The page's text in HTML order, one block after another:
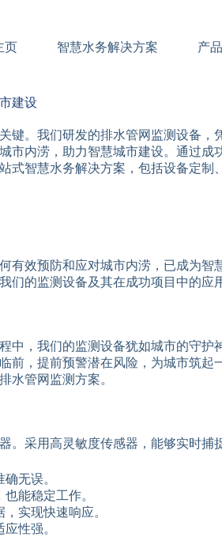
页 智慧水务解决方案 产
建设
键。我们研发的排水管网监测设备，
市内涝，助力智慧城市建设。通过成
智慧水务解决方案，包括设备定制
有效预防和应对城市内涝，已成为
们的监测设备及其在成功项目中的应
中，我们的监测设备犹如城市的守
前，提前预警潜在风险，为城市筑
水管网监测方案。
。采用高灵敏度传感器，能够实时捕
无误。
能稳定工作。
实现快速响应。
性强。